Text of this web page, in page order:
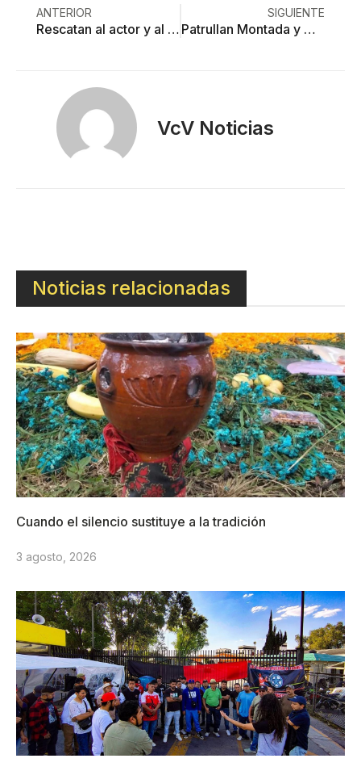
ANTERIOR
Rescatan al actor y al francés secuestrados en el Nevado de Toluca
SIGUIENTE
Patrullan Montada y Motorizada Nevado de Toluca
VcV Noticias
Noticias relacionadas
Cuando el silencio sustituye a la tradición
3 agosto, 2026